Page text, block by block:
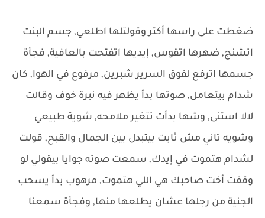
ضغطت على راسها أكتر وقولتلها اطلعي, جسم البنت
اتشنج, ضهرها اتقوس, إيديها اتفتحت بالعافية, فجأة
جسمها اترفع لفوق السرير شبرين, مرفوع في الهوا, كان
شدام بيتعامل, صوتها بدأ يظهر فيه نبرة خوف وقالت
لالا استنى, وشها بدأت تتغير ملامحه, شوية طبيعي
وشويه تاني مش ثابت بيتبدل بين الجمال والقبح, قولت
لشدام هتموت في إيدك, سمعت صوته جوايا بيقولي لو
وقفت أخت صاحبك هي اللي هتموت, مرهوب بدأ يسحب
الجنية من رجلها عشان يطلعها منها, وفجأة سمعنا